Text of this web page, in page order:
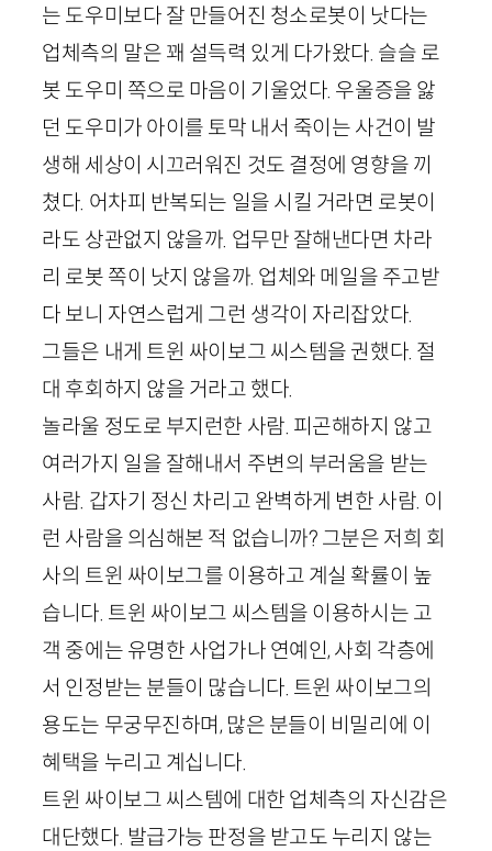
는 도우미보다 잘 만들어진 청소로봇이 낫다는
업체측의 말은 꽤 설득력 있게 다가왔다. 슬슬 로
봇 도우미 쪽으로 마음이 기울었다. 우울증을 앓
던 도우미가 아이를 토막 내서 죽이는 사건이 발
생해 세상이 시끄러워진 것도 결정에 영향을 끼
쳤다. 어차피 반복되는 일을 시킬 거라면 로봇이
라도 상관없지 않을까. 업무만 잘해낸다면 차라
리 로봇 쪽이 낫지 않을까. 업체와 메일을 주고받
다 보니 자연스럽게 그런 생각이 자리잡았다.
그들은 내게 트윈 싸이보그 씨스템을 권했다. 절
대 후회하지 않을 거라고 했다.
놀라울 정도로 부지런한 사람. 피곤해하지 않고
여러가지 일을 잘해내서 주변의 부러움을 받는
사람. 갑자기 정신 차리고 완벽하게 변한 사람. 이
런 사람을 의심해본 적 없습니까? 그분은 저희 회
사의 트윈 싸이보그를 이용하고 계실 확률이 높
습니다. 트윈 싸이보그 씨스템을 이용하시는 고
객 중에는 유명한 사업가나 연예인, 사회 각층에
서 인정받는 분들이 많습니다. 트윈 싸이보그의
용도는 무궁무진하며, 많은 분들이 비밀리에 이
혜택을 누리고 계십니다.
트윈 싸이보그 씨스템에 대한 업체측의 자신감은
대단했다. 발급가능 판정을 받고도 누리지 않는